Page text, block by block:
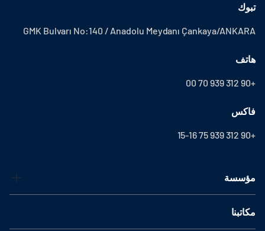
تبوك
GMK Bulvarı No:140 / Anadolu Meydanı Çankaya/ANKARA
هاتف
+90 312 939 70 00
فاكس
+90 312 939 75 15-16
مؤسسة
مكاتبنا